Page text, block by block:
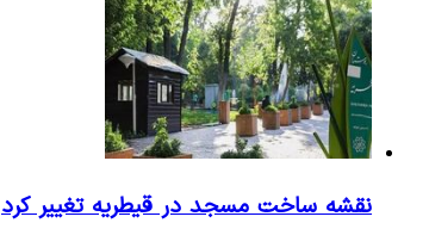
نقشه ساخت مسجد در قیطریه تغییر کرد